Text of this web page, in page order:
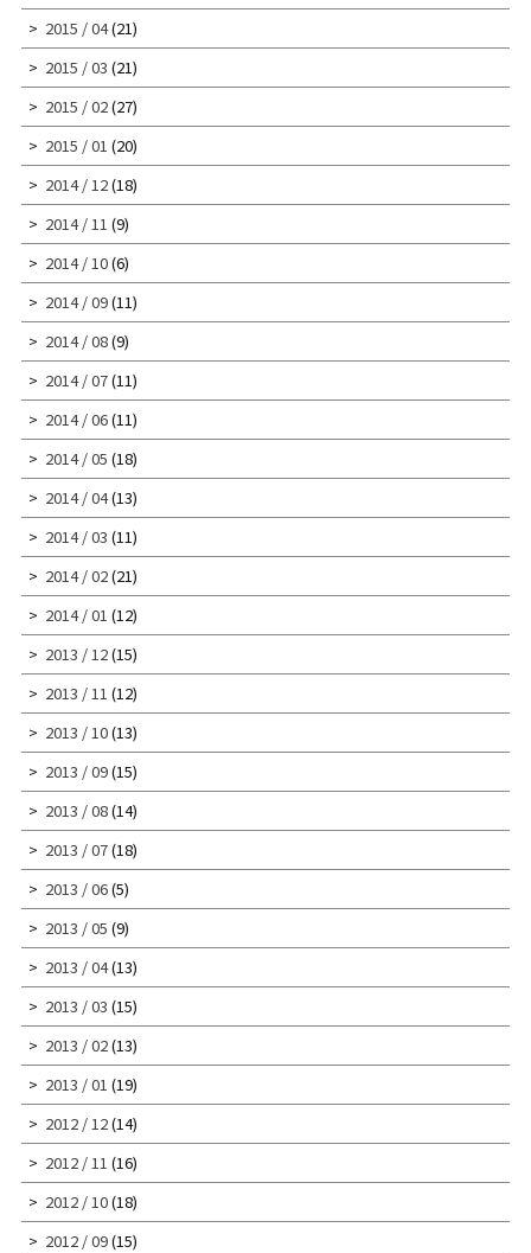
2015 / 04(21)
2015 / 03 (21)
2015 / 02(27)
2015 / 01 (20)
2014 / 12(18)
2014 / 11 (9)
2014 / 10(6)
2014 / 09(11)
2014 / 08(9)
2014 / 07(11)
2014 / 06(11)
2014 / 05 (18)
2014 / 04(13)
2014 / 03 (11)
2014 / 02(21)
2014 / 01 (12)
2013 / 12(15)
2013 / 11 (12)
2013 / 10(13)
2013 / 09(15)
2013 / 08(14)
2013 / 07(18)
2013 / 06(5)
2013 / 05 (9)
2013 / 04(13)
2013 / 03 (15)
2013 / 02(13)
2013 / 01 (19)
2012 / 12(14)
2012 / 11 (16)
2012 / 10(18)
2012 / 09(15)